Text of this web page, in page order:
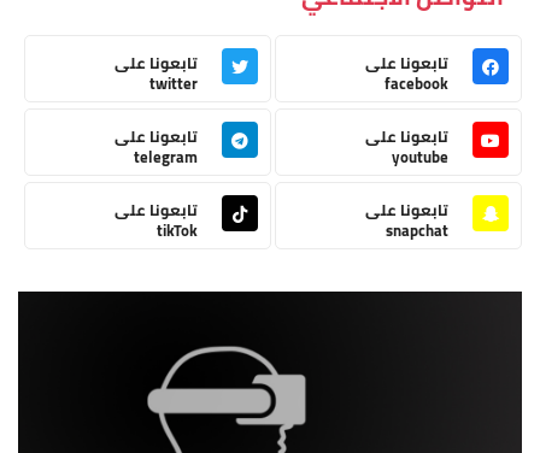
تابعونا على
facebook
تابعونا على
twitter
تابعونا على
youtube
تابعونا على
telegram
تابعونا على
snapchat
تابعونا على
tikTok